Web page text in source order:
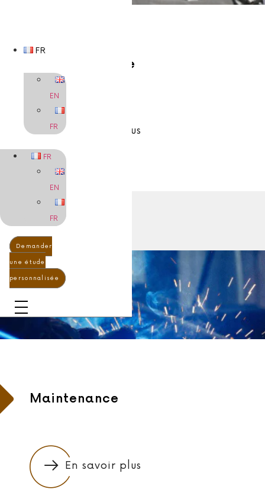
FR
EN
FR
FR
EN
FR
Demander
une étude
personnalisée
Audit Technique
En savoir plus
Maintenance
En savoir plus